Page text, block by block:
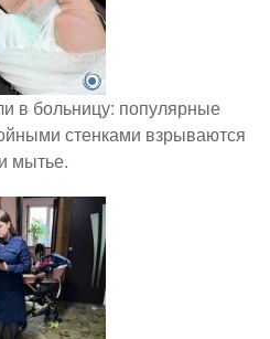
в больницу: популярные
стенками взрываются
мытье.